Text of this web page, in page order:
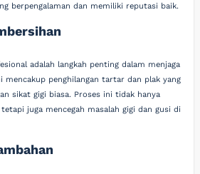
berpengalaman dan memiliki reputasi baik.
adalah langkah penting dalam menjaga
mencakup penghilangan tartar dan plak yang
sikat gigi biasa. Proses ini tidak hanya
juga mencegah masalah gigi dan gusi di